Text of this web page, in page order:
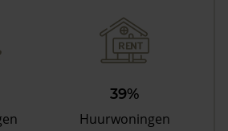
39%
Huurwoningen